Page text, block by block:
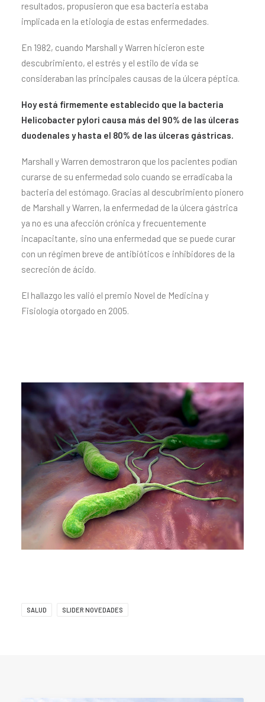
resultados, propusieron que esa bacteria estaba
implicada en la etiología de estas enfermedades.
En 1982, cuando Marshall y Warren hicieron este
descubrimiento, el estrés y el estilo de vida se
consideraban las principales causas de la úlcera péptica.
Hoy está firmemente establecido que la bacteria
Helicobacter pylori causa más del 90% de las úlceras
duodenales y hasta el 80% de las úlceras gástricas.
Marshall y Warren demostraron que los pacientes podían
curarse de su enfermedad solo cuando se erradicaba la
bacteria del estómago. Gracias al descubrimiento pionero
de Marshall y Warren, la enfermedad de la úlcera gástrica
ya no es una afección crónica y frecuentemente
incapacitante, sino una enfermedad que se puede curar
con un régimen breve de antibióticos e inhibidores de la
secreción de ácido.
El hallazgo les valió el premio Novel de Medicina y
Fisiología otorgado en 2005.
SALUD SLIDER NOVEDADES